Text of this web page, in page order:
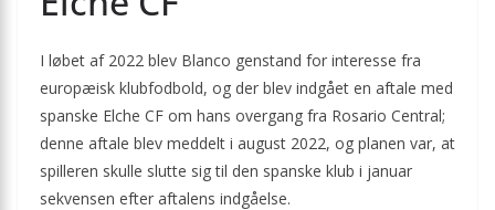
I løbet af 2022 blev Blanco genstand for interesse fra
europæisk klubfodbold, og der blev indgået en aftale med
spanske Elche CF om hans overgang fra Rosario Central;
denne aftale blev meddelt i august 2022, og planen var, at
spilleren skulle slutte sig til den spanske klub i januar
sekvensen efter aftalens indgåelse.